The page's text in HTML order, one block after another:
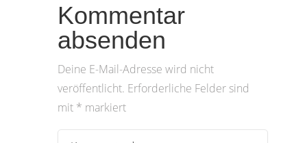
Kommentar
absenden
Deine E-Mail-Adresse wird nicht
veröffentlicht. Erforderliche Felder sind
mit * markiert